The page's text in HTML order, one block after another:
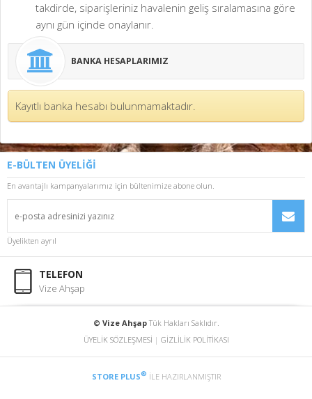
takdirde, siparişleriniz havalenin geliş sıralamasına göre
aynı gün içinde onaylanır.
BANKA HESAPLARIMIZ
Kayıtlı banka hesabı bulunmamaktadır.
E-BÜLTEN ÜYELİĞİ
En avantajlı kampanyalarımız için bültenimize abone olun.
Üyelikten ayrıl
TELEFON
Vize Ahşap
© Vize AhşapTük Hakları Saklıdır.
ÜYELİK SÖZLEŞMESİ | GİZLİLİK POLİTİKASI
STORE PLUS® İLE HAZIRLANMIŞTIR